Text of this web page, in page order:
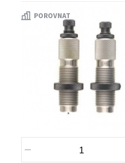
POROVNAT